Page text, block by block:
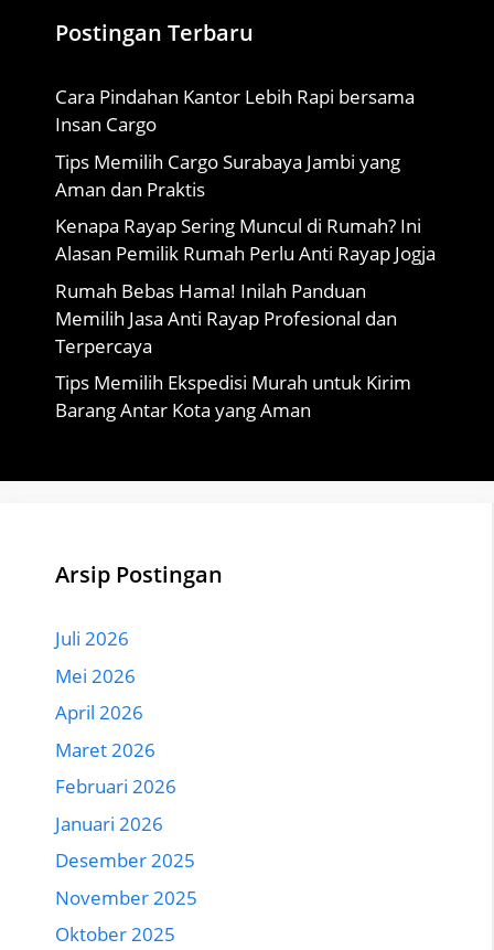
Postingan Terbaru
Cara Pindahan Kantor Lebih Rapi bersama
Insan Cargo
Tips Memilih Cargo Surabaya Jambi yang
Aman dan Praktis
Kenapa Rayap Sering Muncul di Rumah? Ini
Alasan Pemilik Rumah Perlu Anti Rayap Jogja
Rumah Bebas Hama! Inilah Panduan
Memilih Jasa Anti Rayap Profesional dan
Terpercaya
Tips Memilih Ekspedisi Murah untuk Kirim
Barang Antar Kota yang Aman
Arsip Postingan
Juli 2026
Mei 2026
April 2026
Maret 2026
Februari 2026
Januari 2026
Desember 2025
November 2025
Oktober 2025